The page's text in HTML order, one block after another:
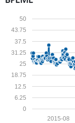
0
6.25
12.5
18.75
25
31.25
37.5
43.75
50
2015-08